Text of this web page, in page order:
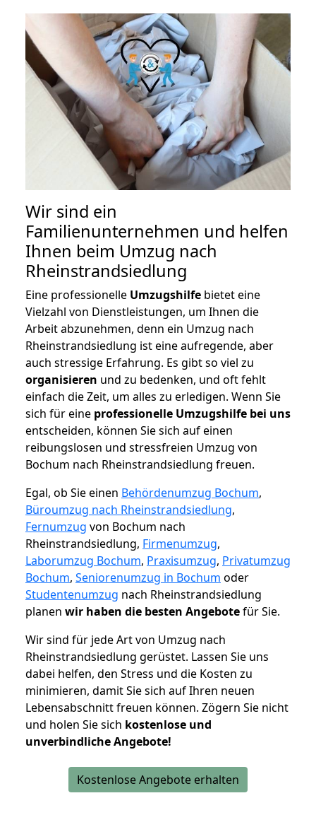
Wir sind ein
Familienunternehmen und helfen
Ihnen beim Umzug nach
Rheinstrandsiedlung
Eine professionelle Umzugshilfe bietet eine
Vielzahl von Dienstleistungen, um Ihnen die
Arbeit abzunehmen, denn ein Umzug nach
Rheinstrandsiedlung ist eine aufregende, aber
auch stressige Erfahrung. Es gibt so viel zu
organisieren und zu bedenken, und oft fehlt
einfach die Zeit, um alles zu erledigen. Wenn Sie
sich für eine professionelle Umzugshilfe bei uns
entscheiden, können Sie sich auf einen
reibungslosen und stressfreien Umzug von
Bochum nach Rheinstrandsiedlung freuen.
Egal, ob Sie einen Behördenumzug Bochum,
Büroumzug nach Rheinstrandsiedlung,
Fernumzug von Bochum nach
Rheinstrandsiedlung, Firmenumzug,
Laborumzug Bochum, Praxisumzug, Privatumzug
Bochum, Seniorenumzug in Bochum oder
Studentenumzug nach Rheinstrandsiedlung
planen wir haben die besten Angebotefür Sie.
Wir sind für jede Art von Umzug nach
Rheinstrandsiedlung gerüstet. Lassen Sie uns
dabei helfen, den Stress und die Kosten zu
minimieren, damit Sie sich auf Ihren neuen
Lebensabschnitt freuen können. Zögern Sie nicht
und holen Sie sich kostenlose und
unverbindliche Angebote!
Kostenlose Angebote erhalten